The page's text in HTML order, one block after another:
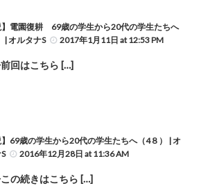
】電園復耕 69歳の学生から20代の学生たちへ
| オルタナS
2017年1月11日 at 12:53 PM
回はこちら […]
】69歳の学生から20代の学生たちへ（4８） | オ
2016年12月28日 at 11:36 AM
の続きはこちら […]